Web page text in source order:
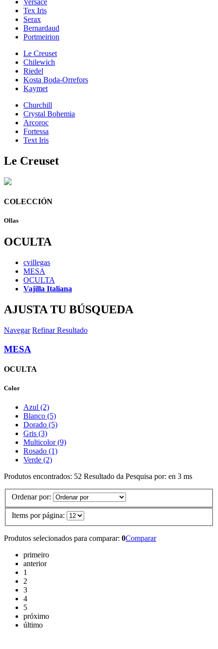
Tex Iris
Serax
Bernardaud
Portmeirion
Le Creuset
Chilewich
Riedel
Kosta Boda-Orrefors
Kaymet
Churchill
Crystal Bohemia
Arcoroc
Fortessa
Text Iris
Le Creuset
COLECCIÓN
Ollas
OCULTA
cvillegas
MESA
OCULTA
Vajilla Italiana
AJUSTA TU BÚSQUEDA
Navegar Refinar Resultado
MESA
OCULTA
Color
Azul (2)
Blanco (5)
Dorado (5)
Gris (3)
Multicolor (9)
Rosado (1)
Verde (2)
Produtos encontrados: 52 Resultado da Pesquisa por: en 3 ms
Ordenar por:
Items por página:
Produtos selecionados para comparar: 0Comparar
primeiro
anterior
1
2
3
4
5
próximo
último